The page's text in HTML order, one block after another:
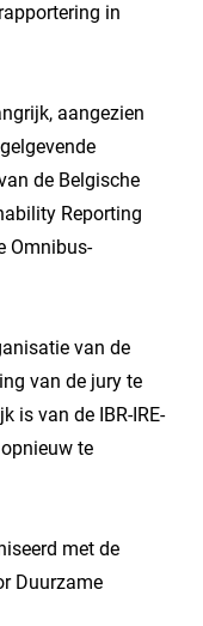
in
aangezien
de Belgische
Reporting
Omnibus-
van de
van de jury te
is van de IBR-IRE-
te
met de
Duurzame